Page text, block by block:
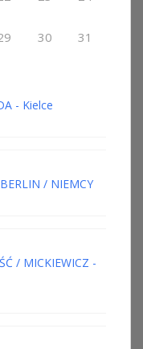
30 31
- Kielce
/ NIEMCY
/ MICKIEWICZ -